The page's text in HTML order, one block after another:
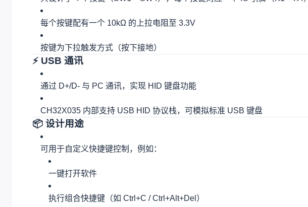
每个按键配有一个 10kΩ 的上拉电阻至 3.3V
按键为下拉触发方式（按下接地）
⚡ USB 通讯
通过 D+/D- 与 PC 通讯，实现 HID 键盘功能
CH32X035 内部支持 USB HID 协议栈，可模拟标准 USB 键盘
📦 设计用途
可用于自定义快捷键控制，例如：
一键打开软件
执行组合快捷键（如 Ctrl+C / Ctrl+Alt+Del）